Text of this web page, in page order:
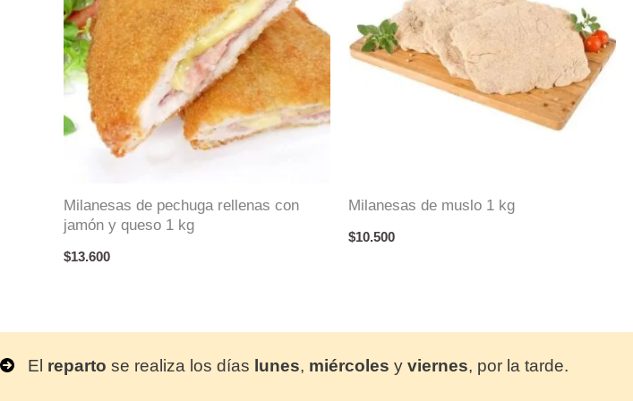
Milanesas de pechuga rellenas con
jamón y queso 1 kg
$13.600
Milanesas de muslo 1 kg
$10.500
El reparto se realiza los días lunes, miércoles y viernes, por la tarde.